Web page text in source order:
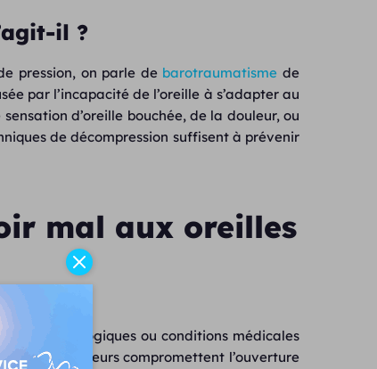
il ?
pression, on parle de barotraumatisme de
par l’incapacité de l’oreille à s’adapter au
d’oreille bouchée, de la douleur, ou
de décompression suffisent à prévenir
mal aux oreilles
physiologiques ou conditions médicales
Ces facteurs compromettent l’ouverture